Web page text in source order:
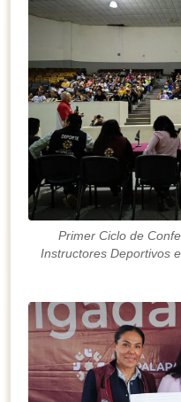
Primer Ciclo de
Instructores Deportivos